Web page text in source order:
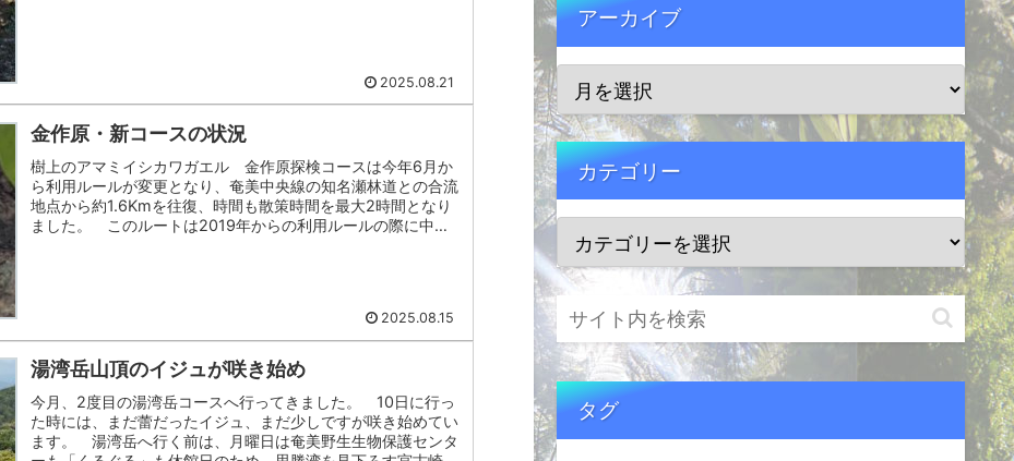
2025.08.21
金作原・新コースの状況
樹上のアマミイシカワガエル 金作原探検コースは今年6月か
ら利用ルールが変更となり、奄美中央線の知名瀬林道との合流
地点から約1.6Kmを往復、時間も散策時間を最大2時間となり
ました。 このルートは2019年からの利用ルールの際に中型
2025.08.15
湯湾岳山頂のイジュが咲き始め
今月、2度目の湯湾岳コースへ行ってきました。 10日に行っ
た時には、まだ蕾だったイジュ、まだ少しですが咲き始めてい
ます。 湯湾岳へ行く前は、月曜日は奄美野生生物保護センタ
アーカイブ
カテゴリー
タグ